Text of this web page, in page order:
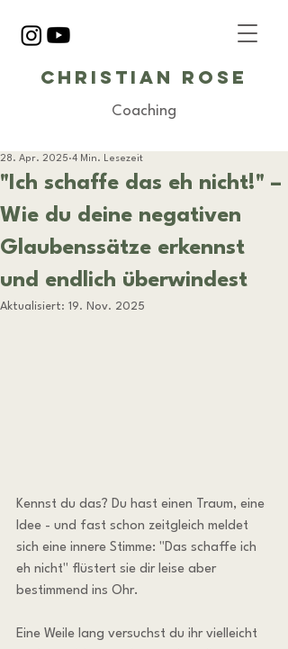
Christian Rose
Coaching
"Ich schaffe das eh nicht!" –
Wie du deine negativen
Glaubenssätze erkennst
und endlich überwindest
28. Apr. 2025 4 Min. Lesezeit
Aktualisiert: 19. Nov. 2025
Kennst du das? Du hast einen Traum, eine
Idee - und fast schon zeitgleich meldet
sich eine innere Stimme: "Das schaffe ich
eh nicht" flüstert sie dir leise aber
bestimmend ins Ohr.
Eine Weile lang versuchst du ihr vielleicht